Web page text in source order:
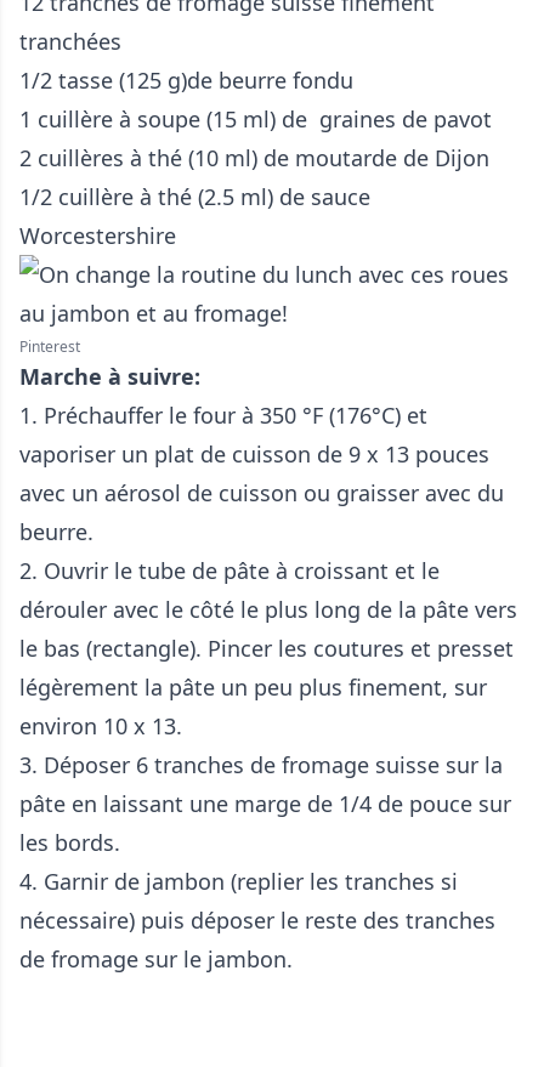
tranchées
1/2 tasse (125 g)de beurre fondu
1 cuillère à soupe (15 ml) de graines de pavot
2 cuillères à thé (10 ml) de moutarde de Dijon
1/2 cuillère à thé (2.5 ml) de sauce
Worcestershire
Pinterest
Marche à suivre:
1. Préchauffer le four à 350 °F (176°C) et
vaporiser un plat de cuisson de 9 x 13 pouces
avec un aérosol de cuisson ou graisser avec du
beurre.
2. Ouvrir le tube de pâte à croissant et le
dérouler avec le côté le plus long de la pâte vers
le bas (rectangle). Pincer les coutures et presset
légèrement la pâte un peu plus finement, sur
environ 10 x 13.
3. Déposer 6 tranches de fromage suisse sur la
pâte en laissant une marge de 1/4 de pouce sur
les bords.
4. Garnir de jambon (replier les tranches si
nécessaire) puis déposer le reste des tranches
de fromage sur le jambon.